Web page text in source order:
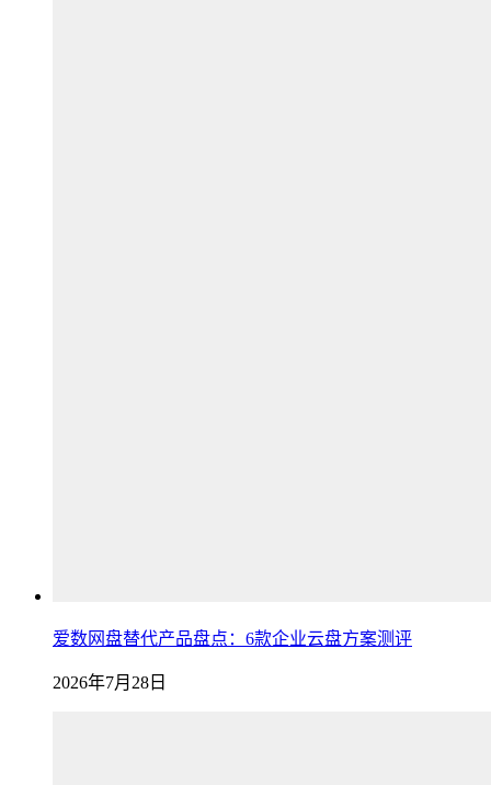
爱数网盘替代产品盘点：6款企业云盘方案测评
2026年7月28日